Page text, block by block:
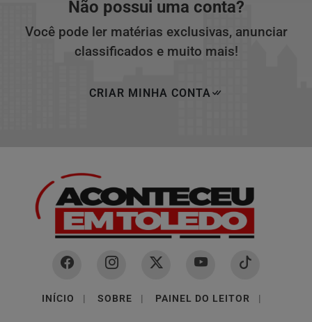
Não possui uma conta?
Você pode ler matérias exclusivas, anunciar
classificados e muito mais!
CRIAR MINHA CONTA
INÍCIO | SOBRE | PAINEL DO LEITOR |